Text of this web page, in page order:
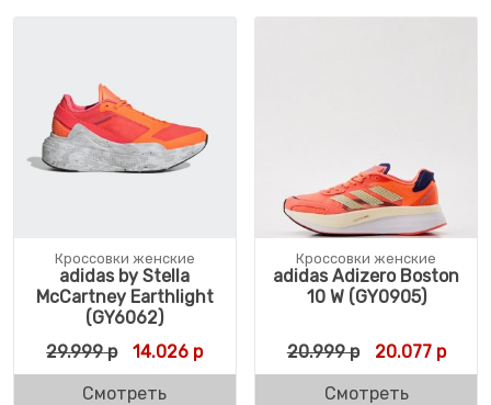
Кроссовки женские
adidas by Stella
McCartney Earthlight
(GY6062)
29.999р Первоначальная цена составляла 29.999
14.026 рТекущая цена: 14.026 р.
Смотреть
Кроссовки женские
adidas Adizero Boston
10 W (GY0905)
20.999р 20.077р
Смотреть